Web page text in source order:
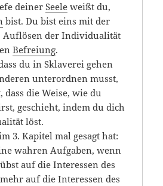
deinerSeele weißt du,
bist. Du bist eins mit der
Auflösen der Individualität
Befreiung.
du in Sklaverei gehen
unterordnen musst,
dass die Weise, wie du
geschieht, indem du dich
löst.
3. Kapitel mal gesagt hat:
wahren Aufgaben, wenn
auf die Interessen des
auf die Interessen des